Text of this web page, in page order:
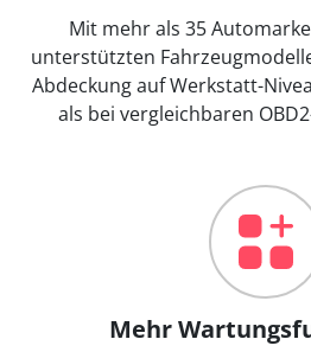
Mit mehr als 35
unterstützten
Abdeckung auf Werkstatt-
als bei vergleichbaren
Mehr